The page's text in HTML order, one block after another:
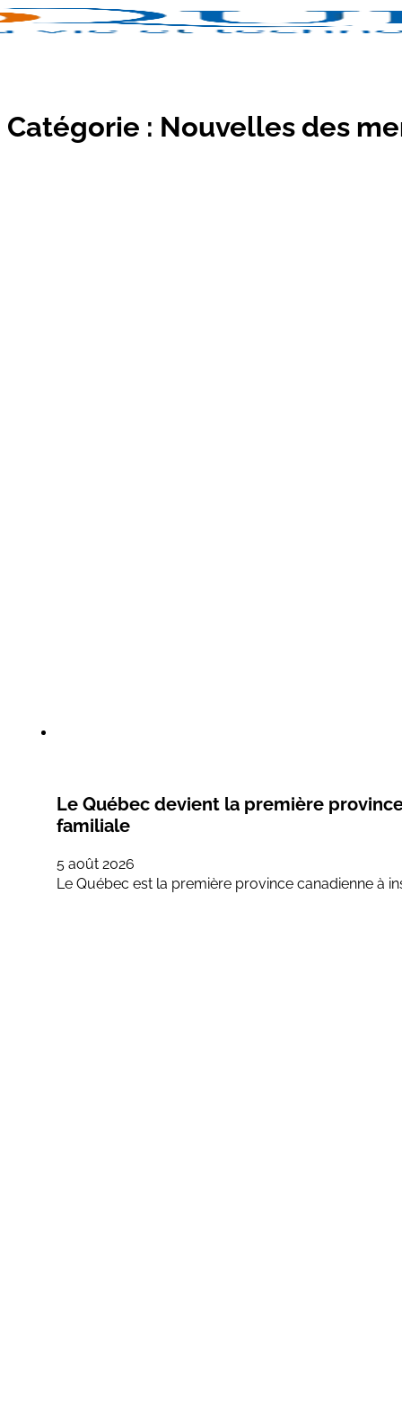
Catégorie : Nouvelles des
Le Québec devient la première
familiale
5 août 2026
Le Québec est la première province canadienne à